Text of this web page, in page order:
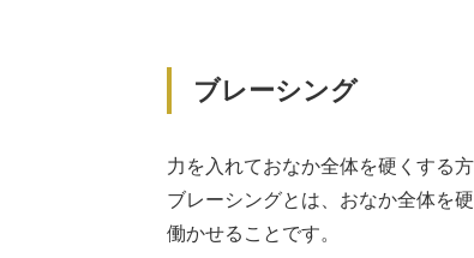
ブレーシング
力を入れておなか全体を硬くする方
ブレーシングとは、おなか全体を
働かせることです。